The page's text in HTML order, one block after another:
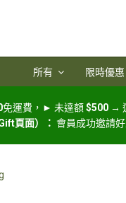
所有 限時優惠
免運費，► 未達額$500 →
頁面）： 會員成功邀請